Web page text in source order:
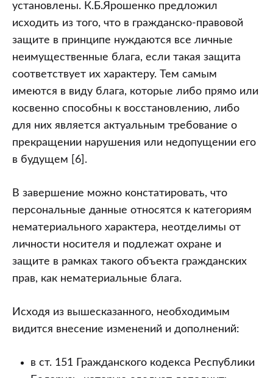
установлены. К.Б.Ярошенко предложил
исходить из того, что в гражданско-правовой
защите в принципе нуждаются все личные
неимущественные блага, если такая защита
соответствует их характеру. Тем самым
имеются в виду блага, которые либо прямо или
косвенно способны к восстановлению, либо
для них является актуальным требование о
прекращении нарушения или недопущении его
в будущем [6].
В завершение можно констатировать, что
персональные данные относятся к категориям
нематериального характера, неотделимы от
личности носителя и подлежат охране и
защите в рамках такого объекта гражданских
прав, как нематериальные блага.
Исходя из вышесказанного, необходимым
видится внесение изменений и дополнений:
в ст. 151 Гражданского кодекса Республики